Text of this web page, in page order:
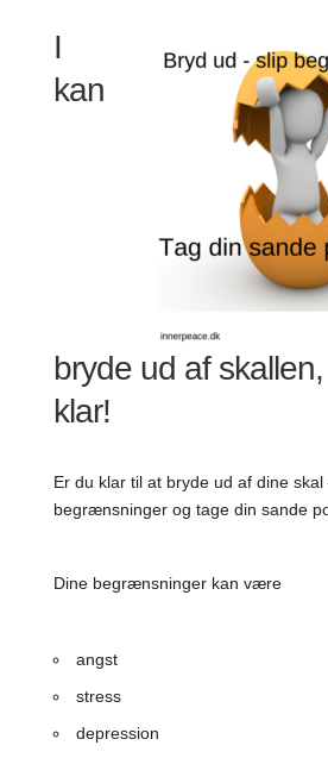
I
kan
bryde ud af
klar!
Er du klar til at bryde ud af dine
begrænsninger og tage din sande
Dine begrænsninger kan være
angst
stress
depression